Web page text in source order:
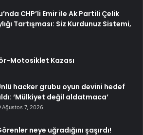
CHP’li Emir ile Ak Partili Çelik
Tartışması: Siz Kurdunuz Sistemi,
Motosiklet Kazası
hacker grubu oyun devini hedef
‘Mülkiyet değil aldatmaca’
Ağustos 7, 2026
neye uğradığını şaşırdı!